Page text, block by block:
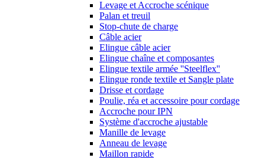
Levage et Accroche scénique
Palan et treuil
Stop-chute de charge
Câble acier
Elingue câble acier
Elingue chaîne et composantes
Elingue textile armée ''Steelflex''
Elingue ronde textile et Sangle plate
Drisse et cordage
Poulie, réa et accessoire pour cordage
Accroche pour IPN
Système d'accroche ajustable
Manille de levage
Anneau de levage
Maillon rapide